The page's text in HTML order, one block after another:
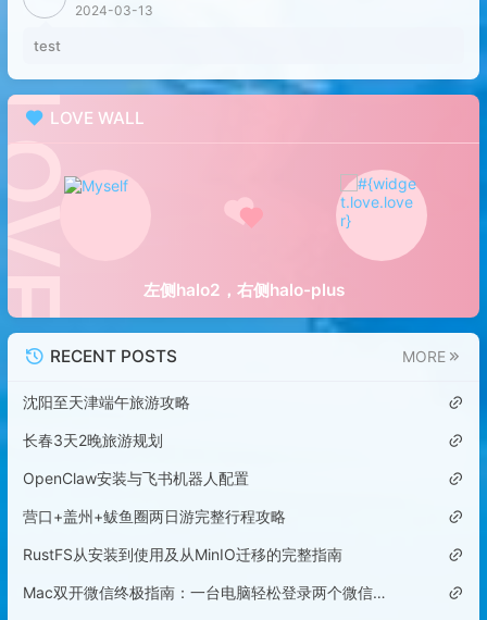
2024-03-13
test
LOVE WALL
左侧halo2，右侧halo-plus
RECENT POSTS MORE
沈阳至天津端午旅游攻略
长春3天2晚旅游规划
OpenClaw安装与飞书机器人配置
营口+盖州+鲅鱼圈两日游完整行程攻略
RustFS从安装到使用及从MinIO迁移的完整指南
Mac双开微信终极指南：一台电脑轻松登录两个微信账号